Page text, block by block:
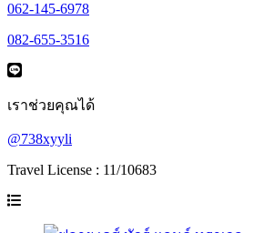
062-145-6978
082-655-3516
เราช่วยคุณได้
@738xyyli
Travel License : 11/10683